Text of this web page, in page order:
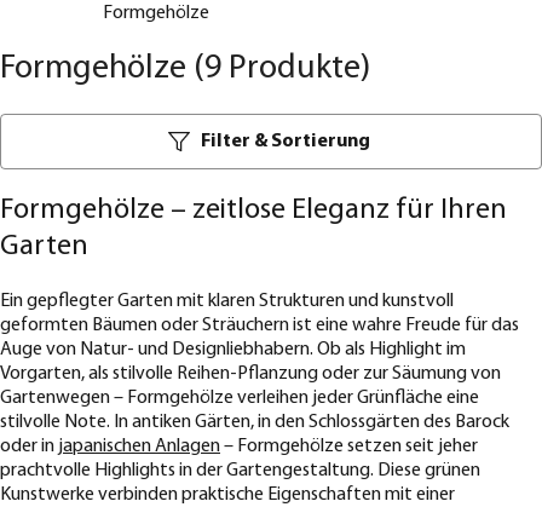
Formgehölze
Formgehölze (9 Produkte)
Filter & Sortierung
Formgehölze – zeitlose Eleganz für Ihren
Garten
Ein gepflegter Garten mit klaren Strukturen und kunstvoll
geformten Bäumen oder Sträuchern ist eine wahre Freude für das
Auge von Natur- und Designliebhabern. Ob als Highlight im
Vorgarten, als stilvolle Reihen-Pflanzung oder zur Säumung von
Gartenwegen – Formgehölze verleihen jeder Grünfläche eine
stilvolle Note. In antiken Gärten, in den Schlossgärten des Barock
oder in japanischen Anlagen– Formgehölze setzen seit jeher
prachtvolle Highlights in der Gartengestaltung. Diese grünen
Kunstwerke verbinden praktische Eigenschaften mit einer